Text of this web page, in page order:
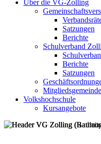
Über die VG-Zolling
Satzungen
Berichte
Schulverband
Berichte
Satzungen
Volkshochschule
Kursangebote